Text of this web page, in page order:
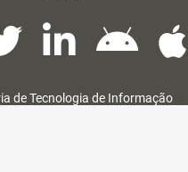
de Tecnologia de Informação